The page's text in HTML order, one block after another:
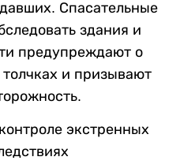
Спасательные
здания и
предупреждают о
и призывают
экстренных